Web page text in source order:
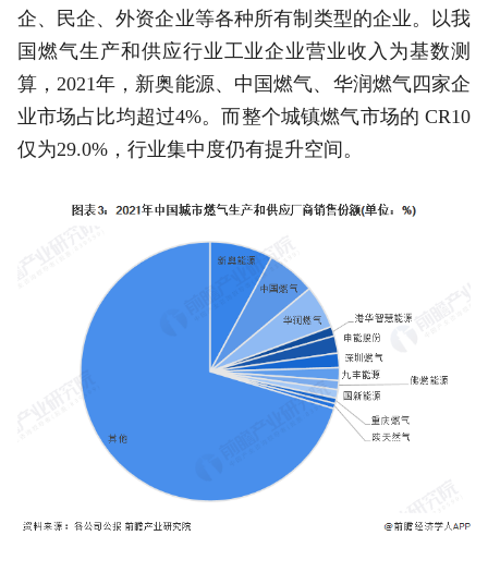
企、民企、外资企业等各种所有制类型的企业。以我
国燃气生产和供应行业工业企业营业收入为基数测
算，2021年，新奥能源、中国燃气、华润燃气四家企
业市场占比均超过4%。而整个城镇燃气市场的 CR10
仅为29.0%，行业集中度仍有提升空间。